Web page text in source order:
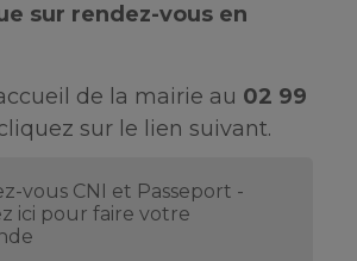
sur rendez-vous en
de la mairie au 02 99
sur le lien suivant.
vous CNI et Passeport -
ici pour faire votre